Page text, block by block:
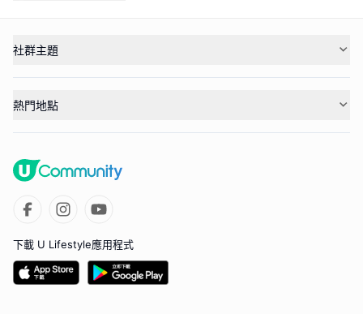
社群主題
熱門地點
下載 U Lifestyle應用程式